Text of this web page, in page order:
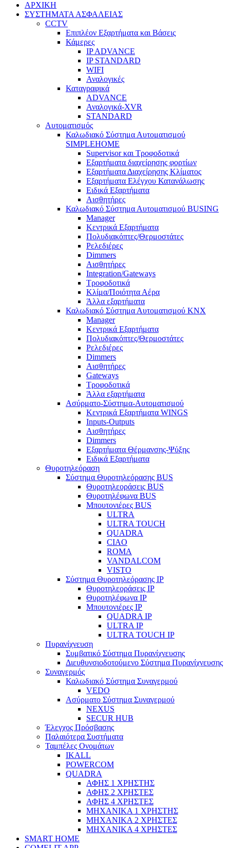
ΑΡΧΙΚΗ
ΣΥΣΤΗΜΑΤΑ ΑΣΦΑΛΕΙΑΣ
CCTV
Επιπλέον Εξαρτήματα και Βάσεις
Κάμερες
IP ADVANCE
IP STANDARD
WIFI
Αναλογικές
Καταγραφικά
ADVANCE
Αναλογικά-XVR
STANDARD
Αυτοματισμός
Καλωδιακό Σύστημα Αυτοματισμού
SIMPLEHOME
Supervisor και Τροφοδοτικά
Εξαρτήματα διαχείρησης φορτίων
Εξαρτήματα Διαχείρησης Κλίματος
Εξαρτήματα Ελέγχου Κατανάλωσης
Ειδικά Εξαρτήματα
Αισθητήρες
Καλωδιακό Σύστημα Αυτοματισμού BUSING
Manager
Κεντρικά Εξαρτήματα
Πολυδιακόπτες/Θερμοστάτες
Ρελεδιέρες
Dimmers
Αισθητήρες
Integration/Gateways
Τροφοδοτικά
Κλίμα/Ποιότητα Αέρα
Άλλα εξαρτήματα
Καλωδιακό Σύστημα Αυτοματισμού KNX
Manager
Κεντρικά Εξαρτήματα
Πολυδιακόπτες/Θερμοστάτες
Ρελεδιέρες
Dimmers
Αισθητήρες
Gateways
Τροφοδοτικά
Άλλα εξαρτήματα
Ασύρματο-Σύστημα-Αυτοματισμού
Κεντρικά Εξαρτήματα WINGS
Inputs-Outputs
Αισθητήρες
Dimmers
Εξαρτήματα Θέρμανσης-Ψύξης
Ειδικά Εξαρτήματα
Θυροτηλεόραση
Σύστημα Θυροτηλεόρασης BUS
Θυροτηλεοράσεις BUS
Θυροτηλέφωνα BUS
Μπουτονιέρες BUS
ULTRA
ULTRA TOUCH
QUADRA
CIAO
ROMA
VANDALCOM
VISTO
Σύστημα Θυροτηλεόρασης IP
Θυροτηλεοράσεις IP
Θυροτηλέφωνα IP
Μπουτονιέρες IP
QUADRA IP
ULTRA IP
ULTRA TOUCH IP
Πυρανίχνευση
Συμβατικό Σύστημα Πυρανίχνευσης
Διευθυνσιοδοτούμενο Σύστημα Πυρανίχνευσης
Συναγερμός
Καλωδιακό Σύστημα Συναγερμού
VEDO
Ασύρματο Σύστημα Συναγερμού
NEXUS
SECUR HUB
Έλεγχος Πρόσβασης
Παλαιότερα Συστήματα
Ταμπέλες Ονομάτων
IKALL
POWERCOM
QUADRA
ΑΦΗΣ 1 ΧΡΗΣΤΗΣ
ΑΦΗΣ 2 ΧΡΗΣΤΕΣ
ΑΦΗΣ 4 ΧΡΗΣΤΕΣ
ΜΗΧΑΝΙΚΑ 1 ΧΡΗΣΤΗΣ
ΜΗΧΑΝΙΚΑ 2 ΧΡΗΣΤΕΣ
ΜΗΧΑΝΙΚΑ 4 ΧΡΗΣΤΕΣ
SMART HOME